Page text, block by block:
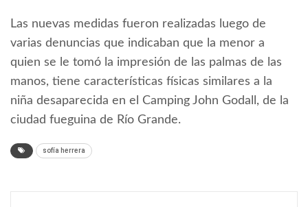
Las nuevas medidas fueron realizadas luego de
varias denuncias que indicaban que la menor a
quien se le tomó la impresión de las palmas de las
manos, tiene características físicas similares a la
niña desaparecida en el Camping John Godall, de la
ciudad fueguina de Río Grande.
sofía herrera